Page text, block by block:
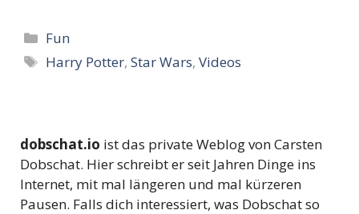
Kategorien
Fun
Schlagwörter
Harry Potter,Star Wars,Videos
dobschat.io ist das private Weblog von Carsten
Dobschat. Hier schreibt er seit Jahren Dinge ins
Internet, mit mal längeren und mal kürzeren
Pausen. Falls dich interessiert, was Dobschat so